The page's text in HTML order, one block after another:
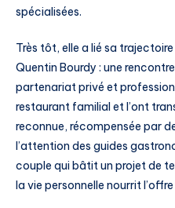
spécialisées.
Très tôt, elle a lié sa
Quentin Bourdy : une
partenariat privé et
restaurant familial et l’ont
reconnue, récompensée par
l’attention des guides
couple qui bâtit un projet de
la vie personnelle nourrit